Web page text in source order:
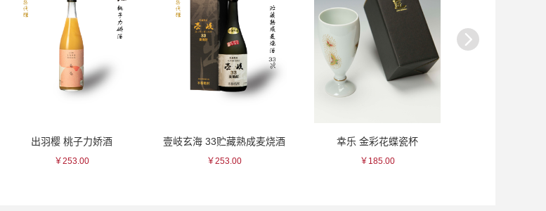
出羽樱 桃子力娇酒
￥253.00
壹岐玄海 33贮藏熟成麦烧酒
￥253.00
幸乐 金彩花蝶瓷杯
￥185.00